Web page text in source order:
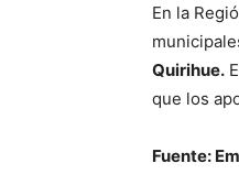
En la
Quirihue.
que los
Fuente: